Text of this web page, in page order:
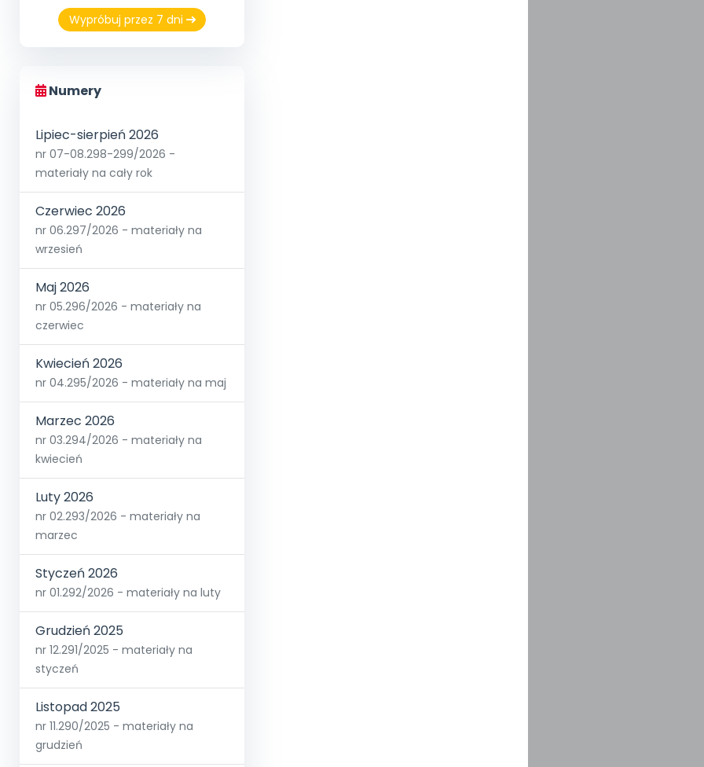
Wypróbuj przez 7 dni
Numery
Lipiec-sierpień 2026
nr 07-08.298-299/2026 -
materiały na cały rok
Czerwiec 2026
nr 06.297/2026 - materiały na
wrzesień
Maj 2026
nr 05.296/2026 - materiały na
czerwiec
Kwiecień 2026
nr 04.295/2026 - materiały na maj
Marzec 2026
nr 03.294/2026 - materiały na
kwiecień
Luty 2026
nr 02.293/2026 - materiały na
marzec
Styczeń 2026
nr 01.292/2026 - materiały na luty
Grudzień 2025
nr 12.291/2025 - materiały na
styczeń
Listopad 2025
nr 11.290/2025 - materiały na
grudzień